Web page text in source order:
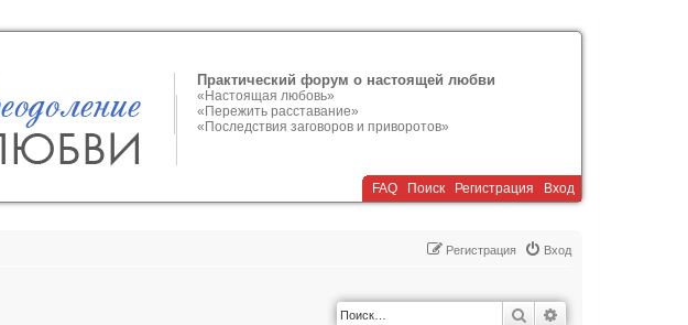
Практический форум о настоящей любви
«Настоящая любовь»
«Пережить расставание»
«Последствия заговоров и приворотов»
FAQ Поиск Регистрация Вход
Вход
Регистрация
Поиск